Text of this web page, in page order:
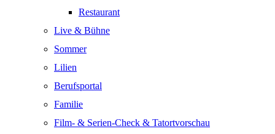
Restaurant
Live & Bühne
Sommer
Lilien
Berufsportal
Familie
Film- & Serien-Check & Tatortvorschau